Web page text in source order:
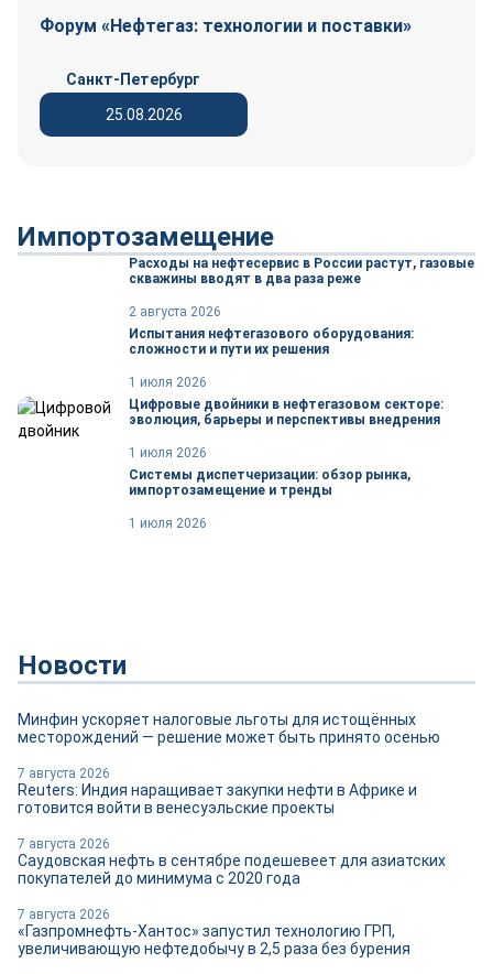
Форум «Нефтегаз: технологии и поставки»
25.08.2026
Санкт-Петербург
Импортозамещение
Расходы на нефтесервис в России растут, газовые
скважины вводят в два раза реже
2 августа 2026
Испытания нефтегазового оборудования:
сложности и пути их решения
1 июля 2026
Цифровые двойники в нефтегазовом секторе:
эволюция, барьеры и перспективы внедрения
1 июля 2026
Системы диспетчеризации: обзор рынка,
импортозамещение и тренды
1 июля 2026
Новости
Минфин ускоряет налоговые льготы для истощённых
месторождений — решение может быть принято осенью
7 августа 2026
Reuters: Индия наращивает закупки нефти в Африке и
готовится войти в венесуэльские проекты
7 августа 2026
Саудовская нефть в сентябре подешевеет для азиатских
покупателей до минимума с 2020 года
7 августа 2026
«Газпромнефть-Хантос» запустил технологию ГРП,
увеличивающую нефтедобычу в 2,5 раза без бурения